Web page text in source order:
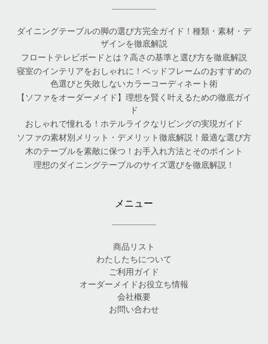
ダイニングテーブルの脚の選び方完全ガイド！種類・素材・デ
ザインを徹底解説
フロートテレビボードとは？高さの基準と選び方を徹底解説
寝室のインテリアをおしゃれに！ベッドフレームのおすすめの
色選びと失敗しないカラーコーディネート術
【ソファをオーダーメイド】理想を賢く叶えるための徹底ガイ
ド
おしゃれで憧れる！ホテルライクなリビングの実現ガイド
ソファの素材別メリット・デメリット徹底解説！最適な選び方
木のテーブルを素敵に保つ！お手入れ方法とそのポイント
理想のダイニングテーブルのサイズ選びを徹底解説！
メニュー
商品リスト
わたしたちについて
ご利用ガイド
オーダーメイドお役立ち情報
会社概要
お問い合わせ